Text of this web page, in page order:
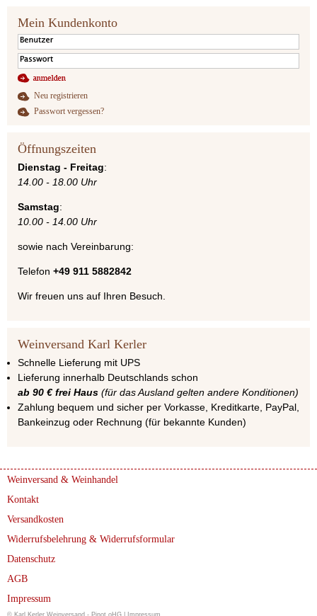
Mein Kundenkonto
Neu registrieren
Passwort vergessen?
Öffnungszeiten
Dienstag - Freitag:
14.00 - 18.00 Uhr
Samstag:
10.00 - 14.00 Uhr
sowie nach Vereinbarung:
Telefon +49 911 5882842
Wir freuen uns auf Ihren Besuch.
Weinversand Karl Kerler
Schnelle Lieferung mit UPS
Lieferung innerhalb Deutschlands schon
ab 90 € frei Haus (für das Ausland gelten andere Konditionen)
Zahlung bequem und sicher per Vorkasse, Kreditkarte, PayPal,
Bankeinzug oder Rechnung (für bekannte Kunden)
Weinversand & Weinhandel
Kontakt
Versandkosten
Widerrufsbelehrung & Widerrufsformular
Datenschutz
AGB
Impressum
© Karl Kerler Weinversand - Pinot oHG | Impressum